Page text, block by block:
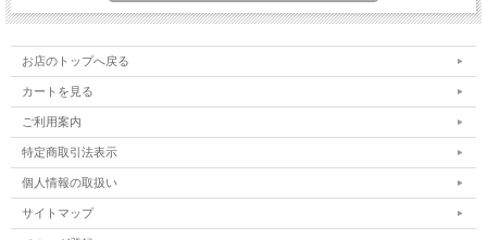
お店のトップへ戻る
カートを見る
ご利用案内
特定商取引法表示
個人情報の取扱い
サイトマップ